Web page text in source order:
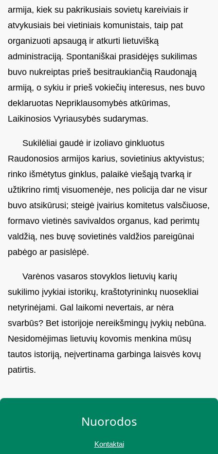
armija, kiek su pakrikusiais sovietų kareiviais ir
atvykusiais bei vietiniais komunistais, taip pat
organizuoti apsaugą ir atkurti lietuvišką
administraciją. Spontaniškai prasidėjęs sukilimas
buvo nukreiptas prieš besitraukiančią Raudonąją
armiją, o sykiu ir prieš vokiečių interesus, nes buvo
deklaruotas Nepriklausomybės atkūrimas,
Laikinosios Vyriausybės sudarymas.
Sukilėliai gaudė ir izoliavo ginkluotus
Raudonosios armijos karius, sovietinius aktyvistus;
rinko išmėtytus ginklus, palaikė viešąją tvarką ir
užtikrino rimtį visuomenėje, nes policija dar ne visur
buvo atsikūrusi; steigė įvairius komitetus valsčiuose,
formavo vietinės savivaldos organus, kad perimtų
valdžią, nes buvę sovietinės valdžios pareigūnai
pabėgo ar pasislėpė.
Varėnos vasaros stovyklos lietuvių karių
sukilimo įvykiai istorikų, kraštotyrininkų nuosekliai
netyrinėjami. Gal laikomi nevertais, ar nėra
svarbūs? Bet istorijoje nereikšmingų įvykių nebūna.
Nesidomėjimas lietuvių kovomis menkina mūsų
tautos istoriją, neįvertinama garbinga laisvės kovų
patirtis.
Nuorodos
Kontaktai